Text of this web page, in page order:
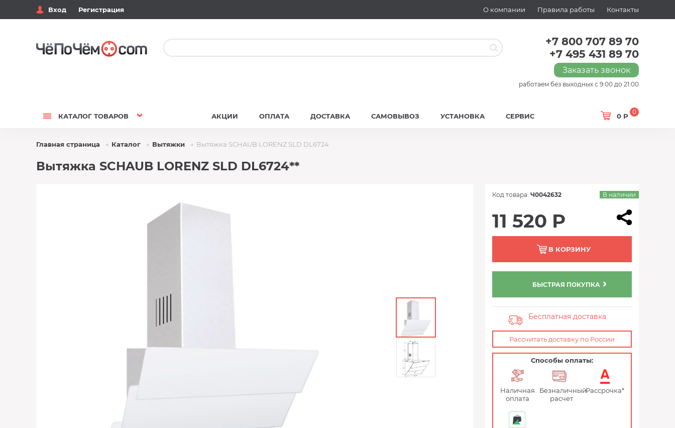
Вход Регистрация О компании Правила работы Контакты
+7 800 707 89 70
+7 495 431 89 70
Заказать звонок
работаем без выходных с 9:00 до 21:00
КАТАЛОГ ТОВАРОВ 0 Р
0
АКЦИИ ОПЛАТА ДОСТАВКА САМОВЫВОЗ УСТАНОВКА СЕРВИС
Главная страница Каталог Вытяжки Вытяжка SCHAUB LORENZ SLD DL6724
Вытяжка SCHAUB LORENZ SLD DL6724**
Код товара: Ч0042632 В наличии
11 520 Р
В КОРЗИНУ
БЫСТРАЯ ПОКУПКА
Бесплатная доставка
Рассчитать доставку по России
Способы оплаты:
Наличная
оплата
Безналичный
расчет
Рассрочка*